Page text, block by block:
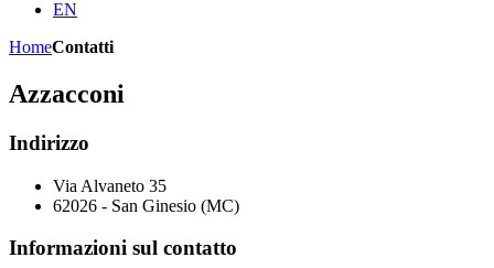
EN
HomeContatti
Azzacconi
Indirizzo
Via Alvaneto 35
62026 - San Ginesio (MC)
Informazioni sul contatto